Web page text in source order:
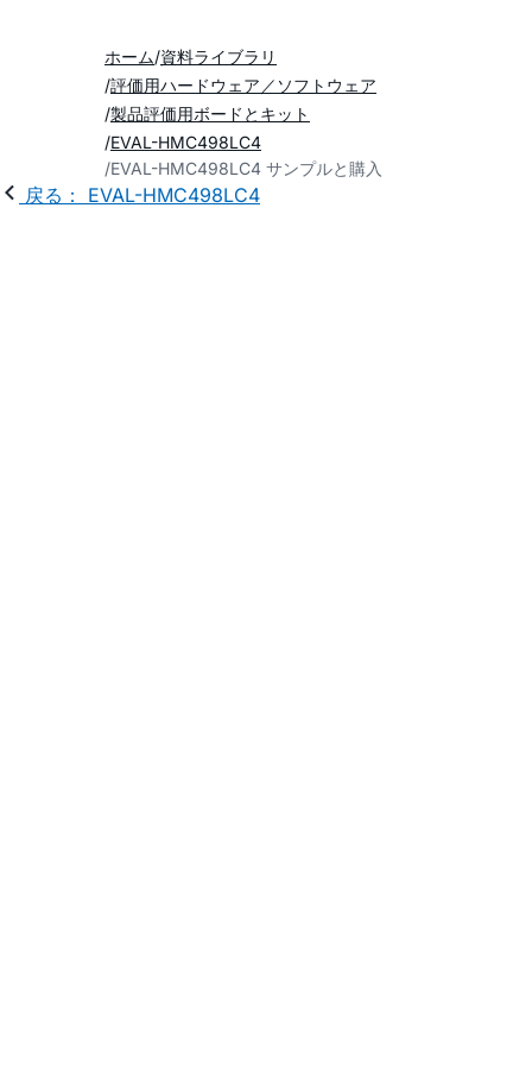
ホーム 資料ライブラリ
評価用ハードウェア／ソフトウェア
製品評価用ボードとキット
EVAL-HMC498LC4
EVAL-HMC498LC4 サンプルと購入
戻る： EVAL-HMC498LC4